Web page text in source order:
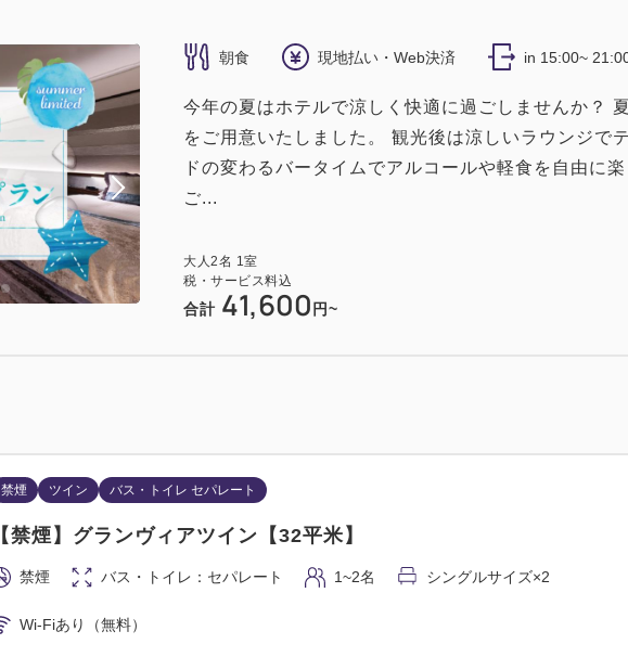
朝食 現地払い・Web決済 in 15:00~
今年の夏はホテルで涼しく快適に過ごしませんか？
をご用意いたしました。 観光後は涼しいラウンジで
ドの変わるバータイムでアルコールや軽食を自由に
ご...
大人2名 1室
税・サービス料込
合計 41,600 円~
禁煙 ツイン バス・トイレ セパレート
【禁煙】グランヴィアツイン【32平米】
禁煙 バス・トイレ：セパレート 1~2名 シングルサイズ×2
Wi-Fiあり（無料）